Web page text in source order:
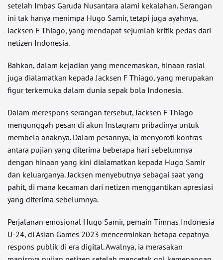
setelah Imbas Garuda Nusantara alami kekalahan. Serangan
ini tak hanya menimpa Hugo Samir, tetapi juga ayahnya,
Jacksen F Thiago, yang mendapat sejumlah kritik pedas dari
netizen Indonesia.
Bahkan, dalam kejadian yang mencemaskan, hinaan rasial
juga dialamatkan kepada Jacksen F Thiago, yang merupakan
figur terkemuka dalam dunia sepak bola Indonesia.
Dalam merespons serangan tersebut, Jacksen F Thiago
mengunggah pesan di akun Instagram pribadinya untuk
membela anaknya. Dalam pesannya, ia menyoroti kontras
antara pujian yang diterima beberapa hari sebelumnya
dengan hinaan yang kini dialamatkan kepada Hugo Samir
dan keluarganya. Jacksen menyebutnya sebagai saat yang
pahit, di mana kecaman dari netizen menggantikan apresiasi
yang diterima sebelumnya.
Perjalanan emosional Hugo Samir, pemain Timnas Indonesia
U-24, di Asian Games 2023 mencerminkan betapa cepatnya
respons publik di era digital. Awalnya, ia merasakan